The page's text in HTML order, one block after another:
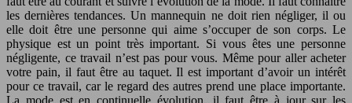
les dernières tendances. Un mannequin ne doit rien négliger, il ou
elle doit être une personne qui aime s’occuper de son corps. Le
physique est un point très important. Si vous êtes une personne
négligente, ce travail n’est pas pour vous. Même pour aller acheter
votre pain, il faut être au taquet. Il est important d’avoir un intérêt
pour ce travail, car le regard des autres prend une place importante.